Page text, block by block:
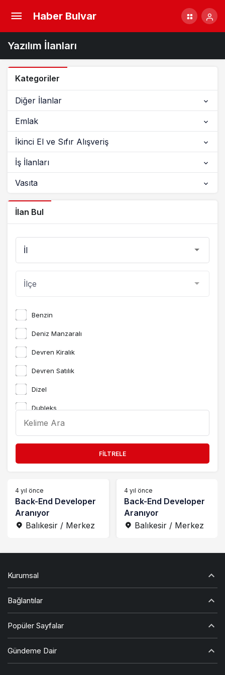
Haber Bulvar
Yazılım İlanları
Kategoriler
Diğer İlanlar
Emlak
İkinci El ve Sıfır Alışveriş
İş İlanları
Vasıta
İlan Bul
Benzin
Deniz Manzaralı
Devren Kiralık
Devren Satılık
Dizel
Dubleks
etiket
etiket2
Hasarlı
Manuel Vites
Otomatik
Remote
Tam Zamanlı
Vitesli
Yarı Otomatik
FILTRELE
4 yıl önce
Back-End Developer
Aranıyor
Balıkesir / Merkez
4 yıl önce
Back-End Developer
Aranıyor
Balıkesir / Merkez
Kurumsal
Bağlantılar
Popüler Sayfalar
Gündeme Dair